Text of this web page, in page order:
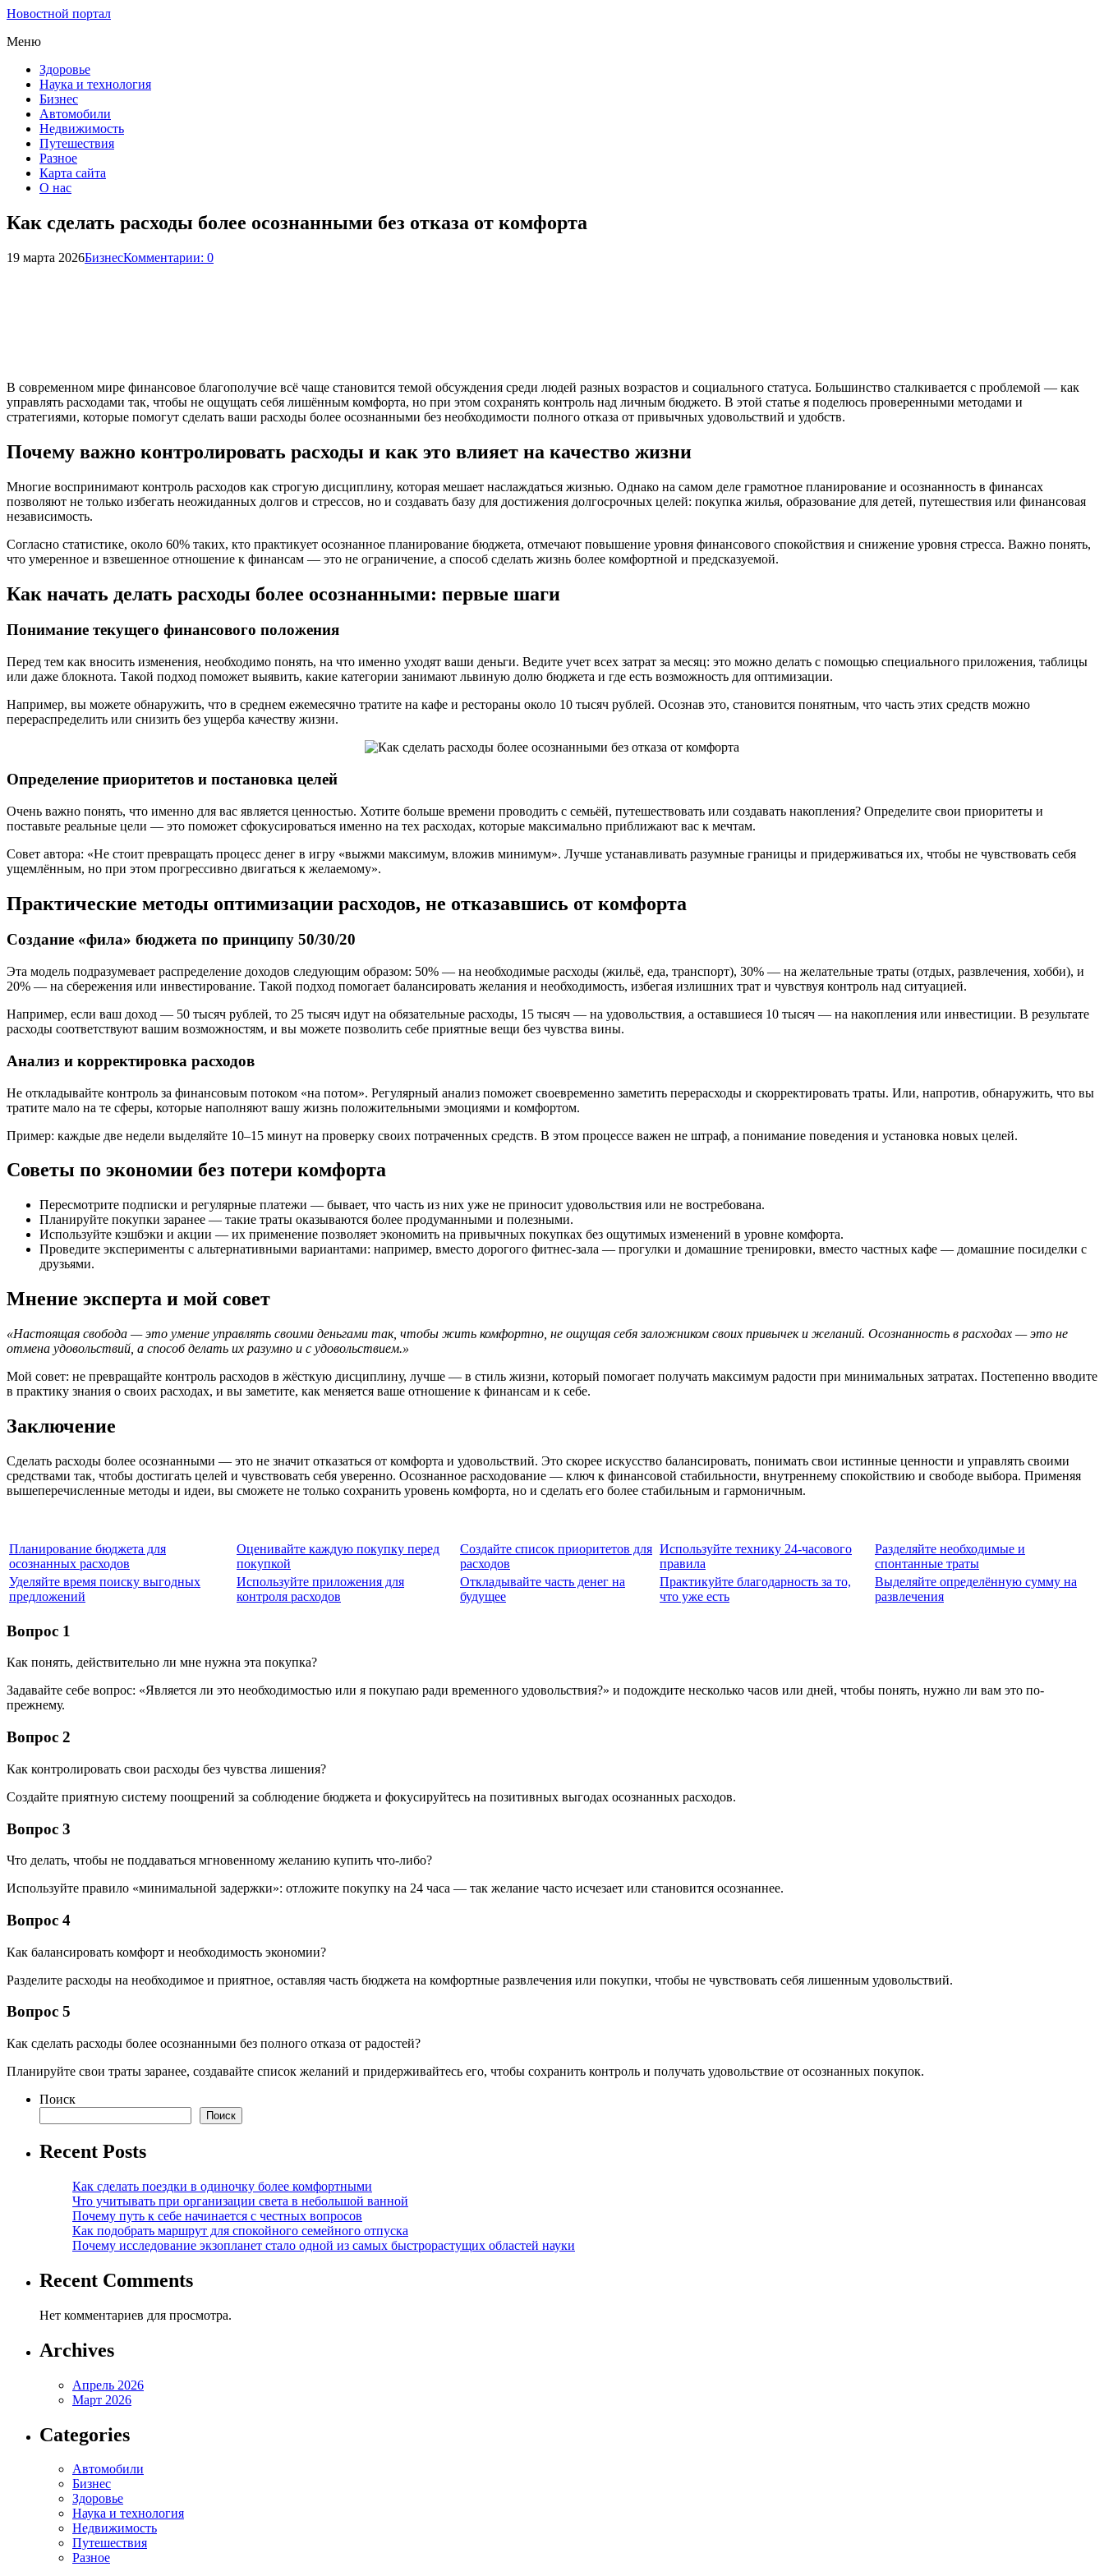
Новостной портал
Меню
Здоровье
Наука и технология
Бизнес
Автомобили
Недвижимость
Путешествия
Разное
Карта сайта
О нас
Как сделать расходы более осознанными без отказа от комфорта
19 марта 2026БизнесКомментарии: 0
В современном мире финансовое благополучие всё чаще становится темой обсуждения среди людей разных возрастов и социального статуса. Большинство сталкивается с проблемой — как
управлять расходами так, чтобы не ощущать себя лишённым комфорта, но при этом сохранять контроль над личным бюджето. В этой статье я поделюсь проверенными методами и
стратегиями, которые помогут сделать ваши расходы более осознанными без необходимости полного отказа от привычных удовольствий и удобств.
Почему важно контролировать расходы и как это влияет на качество жизни
Многие воспринимают контроль расходов как строгую дисциплину, которая мешает наслаждаться жизнью. Однако на самом деле грамотное планирование и осознанность в финансах
позволяют не только избегать неожиданных долгов и стрессов, но и создавать базу для достижения долгосрочных целей: покупка жилья, образование для детей, путешествия или финансовая
независимость.
Согласно статистике, около 60% таких, кто практикует осознанное планирование бюджета, отмечают повышение уровня финансового спокойствия и снижение уровня стресса. Важно понять,
что умеренное и взвешенное отношение к финансам — это не ограничение, а способ сделать жизнь более комфортной и предсказуемой.
Как начать делать расходы более осознанными: первые шаги
Понимание текущего финансового положения
Перед тем как вносить изменения, необходимо понять, на что именно уходят ваши деньги. Ведите учет всех затрат за месяц: это можно делать с помощью специального приложения, таблицы
или даже блокнота. Такой подход поможет выявить, какие категории занимают львиную долю бюджета и где есть возможность для оптимизации.
Например, вы можете обнаружить, что в среднем ежемесячно тратите на кафе и рестораны около 10 тысяч рублей. Осознав это, становится понятным, что часть этих средств можно
перераспределить или снизить без ущерба качеству жизни.
Определение приоритетов и постановка целей
Очень важно понять, что именно для вас является ценностью. Хотите больше времени проводить с семьёй, путешествовать или создавать накопления? Определите свои приоритеты и
поставьте реальные цели — это поможет сфокусироваться именно на тех расходах, которые максимально приближают вас к мечтам.
Совет автора: «Не стоит превращать процесс денег в игру «выжми максимум, вложив минимум». Лучше устанавливать разумные границы и придерживаться их, чтобы не чувствовать себя
ущемлённым, но при этом прогрессивно двигаться к желаемому».
Практические методы оптимизации расходов, не отказавшись от комфорта
Создание «фила» бюджета по принципу 50/30/20
Эта модель подразумевает распределение доходов следующим образом: 50% — на необходимые расходы (жильё, еда, транспорт), 30% — на желательные траты (отдых, развлечения, хобби), и
20% — на сбережения или инвестирование. Такой подход помогает балансировать желания и необходимость, избегая излишних трат и чувствуя контроль над ситуацией.
Например, если ваш доход — 50 тысяч рублей, то 25 тысяч идут на обязательные расходы, 15 тысяч — на удовольствия, а оставшиеся 10 тысяч — на накопления или инвестиции. В результате
расходы соответствуют вашим возможностям, и вы можете позволить себе приятные вещи без чувства вины.
Анализ и корректировка расходов
Не откладывайте контроль за финансовым потоком «на потом». Регулярный анализ поможет своевременно заметить перерасходы и скорректировать траты. Или, напротив, обнаружить, что вы
тратите мало на те сферы, которые наполняют вашу жизнь положительными эмоциями и комфортом.
Пример: каждые две недели выделяйте 10–15 минут на проверку своих потраченных средств. В этом процессе важен не штраф, а понимание поведения и установка новых целей.
Советы по экономии без потери комфорта
Пересмотрите подписки и регулярные платежи — бывает, что часть из них уже не приносит удовольствия или не востребована.
Планируйте покупки заранее — такие траты оказываются более продуманными и полезными.
Используйте кэшбэки и акции — их применение позволяет экономить на привычных покупках без ощутимых изменений в уровне комфорта.
Проведите эксперименты с альтернативными вариантами: например, вместо дорогого фитнес-зала — прогулки и домашние тренировки, вместо частных кафе — домашние посиделки с
друзьями.
Мнение эксперта и мой совет
«Настоящая свобода — это умение управлять своими деньгами так, чтобы жить комфортно, не ощущая себя заложником своих привычек и желаний. Осознанность в расходах — это не
отмена удовольствий, а способ делать их разумно и с удовольствием.»
Мой совет: не превращайте контроль расходов в жёсткую дисциплину, лучше — в стиль жизни, который помогает получать максимум радости при минимальных затратах. Постепенно вводите
в практику знания о своих расходах, и вы заметите, как меняется ваше отношение к финансам и к себе.
Заключение
Сделать расходы более осознанными — это не значит отказаться от комфорта и удовольствий. Это скорее искусство балансировать, понимать свои истинные ценности и управлять своими
средствами так, чтобы достигать целей и чувствовать себя уверенно. Осознанное расходование — ключ к финансовой стабильности, внутреннему спокойствию и свободе выбора. Применяя
вышеперечисленные методы и идеи, вы сможете не только сохранить уровень комфорта, но и сделать его более стабильным и гармоничным.
Планирование бюджета для
осознанных расходов
Оценивайте каждую покупку перед
покупкой
Создайте список приоритетов для
расходов
Используйте технику 24-часового
правила
Разделяйте необходимые и
спонтанные траты
Уделяйте время поиску выгодных
предложений
Используйте приложения для
контроля расходов
Откладывайте часть денег на
будущее
Практикуйте благодарность за то,
что уже есть
Выделяйте определённую сумму на
развлечения
Вопрос 1
Как понять, действительно ли мне нужна эта покупка?
Задавайте себе вопрос: «Является ли это необходимостью или я покупаю ради временного удовольствия?» и подождите несколько часов или дней, чтобы понять, нужно ли вам это по-
прежнему.
Вопрос 2
Как контролировать свои расходы без чувства лишения?
Создайте приятную систему поощрений за соблюдение бюджета и фокусируйтесь на позитивных выгодах осознанных расходов.
Вопрос 3
Что делать, чтобы не поддаваться мгновенному желанию купить что-либо?
Используйте правило «минимальной задержки»: отложите покупку на 24 часа — так желание часто исчезает или становится осознаннее.
Вопрос 4
Как балансировать комфорт и необходимость экономии?
Разделите расходы на необходимое и приятное, оставляя часть бюджета на комфортные развлечения или покупки, чтобы не чувствовать себя лишенным удовольствий.
Вопрос 5
Как сделать расходы более осознанными без полного отказа от радостей?
Планируйте свои траты заранее, создавайте список желаний и придерживайтесь его, чтобы сохранить контроль и получать удовольствие от осознанных покупок.
Поиск
Поиск
Recent Posts
Как сделать поездки в одиночку более комфортными
Что учитывать при организации света в небольшой ванной
Почему путь к себе начинается с честных вопросов
Как подобрать маршрут для спокойного семейного отпуска
Почему исследование экзопланет стало одной из самых быстрорастущих областей науки
Recent Comments
Нет комментариев для просмотра.
Archives
Апрель 2026
Март 2026
Categories
Автомобили
Бизнес
Здоровье
Наука и технология
Недвижимость
Путешествия
Разное